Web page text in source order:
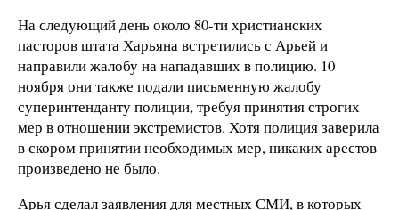
На следующий день около 80-ти христианских
пасторов штата Харьяна встретились с Арьей и
направили жалобу на нападавших в полицию. 10
ноября они также подали письменную жалобу
суперинтенданту полиции, требуя принятия строгих
мер в отношении экстремистов. Хотя полиция заверила
в скором принятии необходимых мер, никаких арестов
произведено не было.
Арья сделал заявления для местных СМИ, в которых